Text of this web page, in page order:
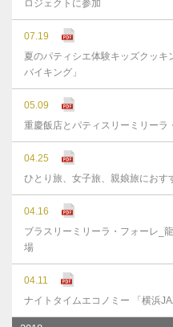
ロジェクトに参加
07.19
夏のパティシエ体験キッズクッ
バイキング」
05.09
重慶飯店とパティスリーミリーラ
04.25
ひとり旅、女子旅、親娘旅におす
04.16
ブラスリーミリーラ・フォーレ_
場
04.11
ナイトタイムエコノミー 「横浜